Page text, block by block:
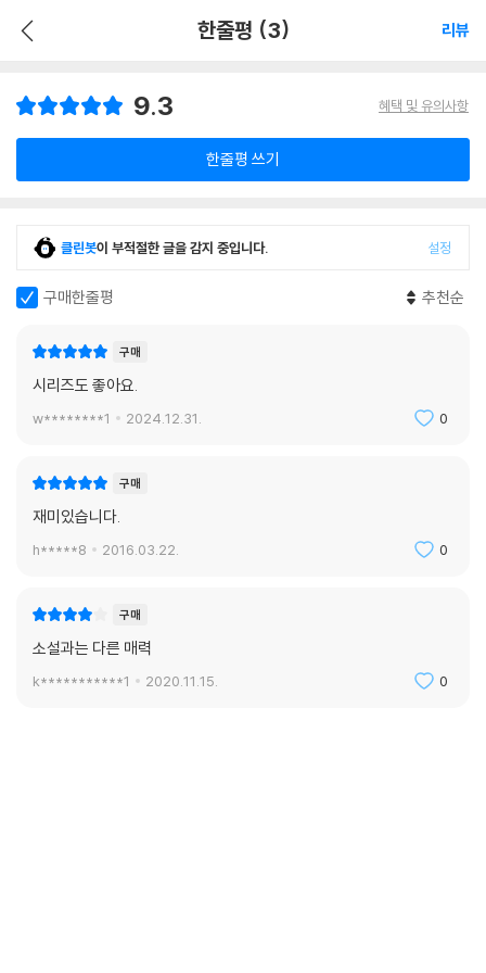
한줄평 (3) 리뷰
9.3 혜택 및 유의사항
한줄평 쓰기
클린봇이 부적절한 글을 감지 중입니다. 설정
구매한줄평 추천순
구매
시리즈도 좋아요.
w********1 2024.12.31. 0
구매
재미있습니다.
h*****8 2016.03.22. 0
구매
소설과는 다른 매력
k***********1 2020.11.15. 0